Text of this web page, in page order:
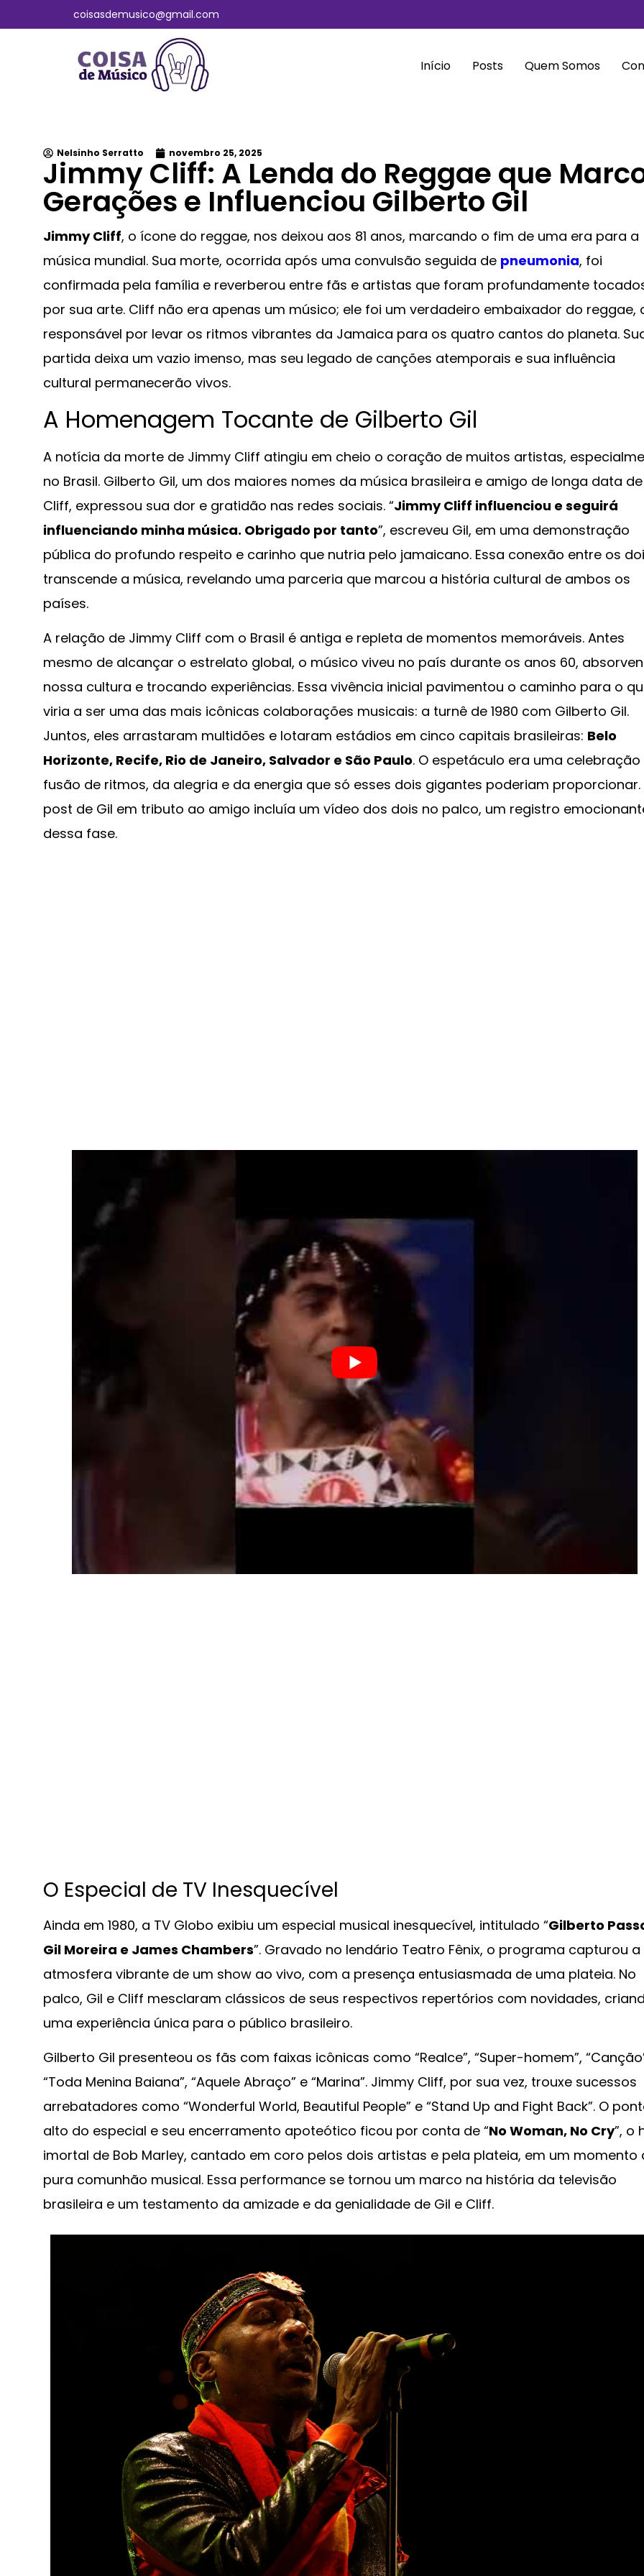
coisasdemusico@gmail.com
Início Posts Quem Somos
Nelsinho Serratto novembro 25, 2025
Jimmy Cliff: A Lenda do Reggae que
Gerações e Influenciou Gilberto Gil
Jimmy Cliff, o ícone do reggae, nos deixou aos 81 anos, marcando o fim de uma era para a
música mundial. Sua morte, ocorrida após uma convulsão seguida de pneumonia, foi
confirmada pela família e reverberou entre fãs e artistas que foram profundamente
por sua arte. Cliff não era apenas um músico; ele foi um verdadeiro embaixador do reggae,
responsável por levar os ritmos vibrantes da Jamaica para os quatro cantos do planeta.
partida deixa um vazio imenso, mas seu legado de canções atemporais e sua influência
cultural permanecerão vivos.
A Homenagem Tocante de Gilberto Gil
A notícia da morte de Jimmy Cliff atingiu em cheio o coração de muitos artistas,
no Brasil. Gilberto Gil, um dos maiores nomes da música brasileira e amigo de longa data de
Cliff, expressou sua dor e gratidão nas redes sociais. “Jimmy Cliff influenciou e seguirá
influenciando minha música. Obrigado por tanto”, escreveu Gil, em uma demonstração
pública do profundo respeito e carinho que nutria pelo jamaicano. Essa conexão entre os
transcende a música, revelando uma parceria que marcou a história cultural de ambos os
países.
A relação de Jimmy Cliff com o Brasil é antiga e repleta de momentos memoráveis. Antes
mesmo de alcançar o estrelato global, o músico viveu no país durante os anos 60,
nossa cultura e trocando experiências. Essa vivência inicial pavimentou o caminho para o
viria a ser uma das mais icônicas colaborações musicais: a turnê de 1980 com Gilberto Gil.
Juntos, eles arrastaram multidões e lotaram estádios em cinco capitais brasileiras: Belo
Horizonte, Recife, Rio de Janeiro, Salvador e São Paulo. O espetáculo era uma
fusão de ritmos, da alegria e da energia que só esses dois gigantes poderiam proporcionar.
post de Gil em tributo ao amigo incluía um vídeo dos dois no palco, um registro
dessa fase.
O Especial de TV Inesquecível
Ainda em 1980, a TV Globo exibiu um especial musical inesquecível, intitulado “Gilberto
Gil Moreira e James Chambers”. Gravado no lendário Teatro Fênix, o programa capturou a
atmosfera vibrante de um show ao vivo, com a presença entusiasmada de uma plateia. No
palco, Gil e Cliff mesclaram clássicos de seus respectivos repertórios com novidades,
uma experiência única para o público brasileiro.
Gilberto Gil presenteou os fãs com faixas icônicas como “Realce”, “Super-homem”,
“Toda Menina Baiana”, “Aquele Abraço” e “Marina”. Jimmy Cliff, por sua vez, trouxe sucessos
arrebatadores como “Wonderful World, Beautiful People” e “Stand Up and Fight Back”. O
alto do especial e seu encerramento apoteótico ficou por conta de “No Woman, No Cry”, o
imortal de Bob Marley, cantado em coro pelos dois artistas e pela plateia, em um momento
pura comunhão musical. Essa performance se tornou um marco na história da televisão
brasileira e um testamento da amizade e da genialidade de Gil e Cliff.